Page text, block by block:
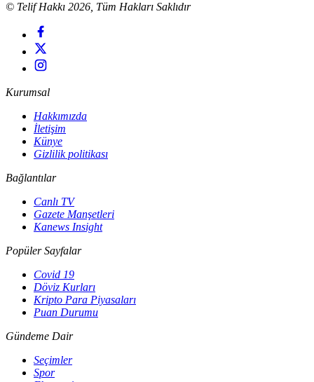
© Telif Hakkı 2026, Tüm Hakları Saklıdır
Kurumsal
Hakkımızda
İletişim
Künye
Gizlilik politikası
Bağlantılar
Canlı TV
Gazete Manşetleri
Kanews Insight
Popüler Sayfalar
Covid 19
Döviz Kurları
Kripto Para Piyasaları
Puan Durumu
Gündeme Dair
Seçimler
Spor